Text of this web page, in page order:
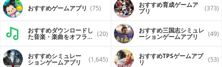
おすすめゲームアプリ (75) おすすめ育成ゲームア
プリ (373)
おすすめダウンロードし
た音楽・楽曲をオフライ (20) おすすめ三国志シミュレ
ーションゲームアプリ (49)
おすすめシミュレー
ションゲームアプリ (1,645) おすすめTPSゲームアプ
リ (53)